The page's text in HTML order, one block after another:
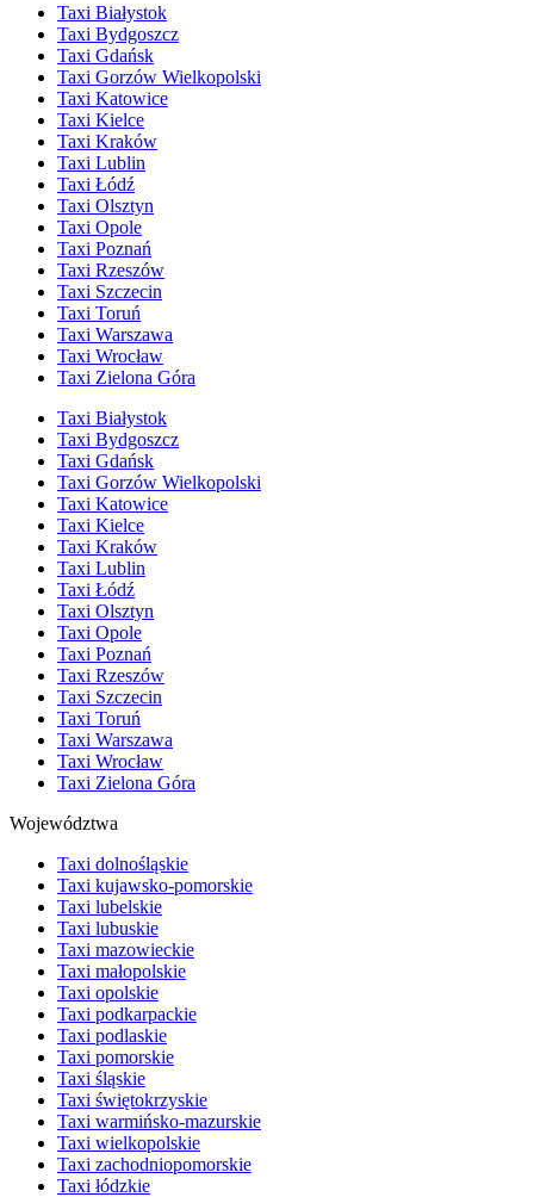
Taxi Białystok
Taxi Bydgoszcz
Taxi Gdańsk
Taxi Gorzów Wielkopolski
Taxi Katowice
Taxi Kielce
Taxi Kraków
Taxi Lublin
Taxi Łódź
Taxi Olsztyn
Taxi Opole
Taxi Poznań
Taxi Rzeszów
Taxi Szczecin
Taxi Toruń
Taxi Warszawa
Taxi Wrocław
Taxi Zielona Góra
Taxi Białystok
Taxi Bydgoszcz
Taxi Gdańsk
Taxi Gorzów Wielkopolski
Taxi Katowice
Taxi Kielce
Taxi Kraków
Taxi Lublin
Taxi Łódź
Taxi Olsztyn
Taxi Opole
Taxi Poznań
Taxi Rzeszów
Taxi Szczecin
Taxi Toruń
Taxi Warszawa
Taxi Wrocław
Taxi Zielona Góra
Województwa
Taxi dolnośląskie
Taxi kujawsko-pomorskie
Taxi lubelskie
Taxi lubuskie
Taxi mazowieckie
Taxi małopolskie
Taxi opolskie
Taxi podkarpackie
Taxi podlaskie
Taxi pomorskie
Taxi śląskie
Taxi świętokrzyskie
Taxi warmińsko-mazurskie
Taxi wielkopolskie
Taxi zachodniopomorskie
Taxi łódzkie